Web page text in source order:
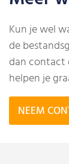
Kun je wel
de
dan contact
helpen je
NEEM